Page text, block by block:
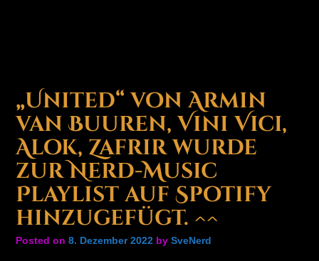
„United“ von Armin
van Buuren, Vini Vici,
Alok, Zafrir wurde
zur Nerd-Music
Playlist auf Spotify
hinzugefügt. ^^
Posted on 8. Dezember 2022 by SveNerd